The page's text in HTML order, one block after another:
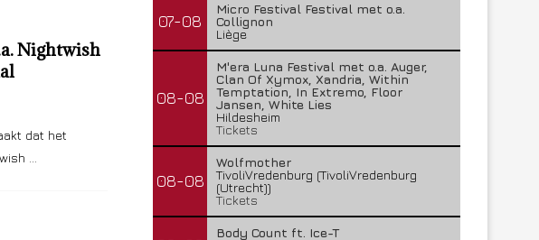
Nightwish
dat het
…
07-08
Micro Festival Festival met o.a.
Collignon
Liège
08-08
M'era Luna Festival met o.a. Auger,
Clan Of Xymox, Xandria, Within
Temptation, In Extremo, Floor
Jansen, White Lies
Hildesheim
Tickets
08-08
Wolfmother
TivoliVredenburg (TivoliVredenburg
(Utrecht))
Tickets
Body Count ft. Ice-T